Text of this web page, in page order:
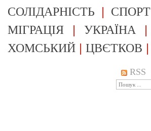
СОЛІДАРНІСТЬ | СПОРТ
МІГРАЦІЯ | УКРАЇНА |
ХОМСЬКИЙ | ЦВЄТКОВ |
RSS